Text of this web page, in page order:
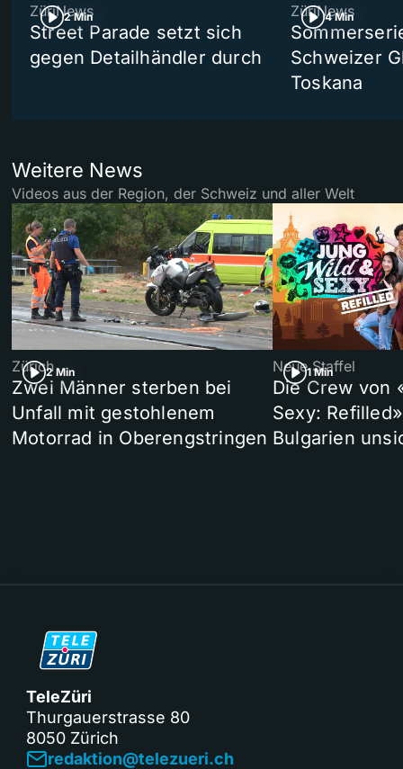
2 Min
ZüriNews
Street Parade setzt sich
gegen Detailhändler durch
4 Min
ZüriNews
Schweizer
Toskana
Weitere News
Videos aus der Region, der Schweiz und aller Welt
2 Min
Zürich
Zwei Männer sterben bei
Unfall mit gestohlenem
Motorrad in Oberengstringen
1 Min
Neue Staffel
Die Crew von
Sexy:
Bulgarien
TeleZüri
Thurgauerstrasse 80
8050 Zürich
redaktion@telezueri.ch